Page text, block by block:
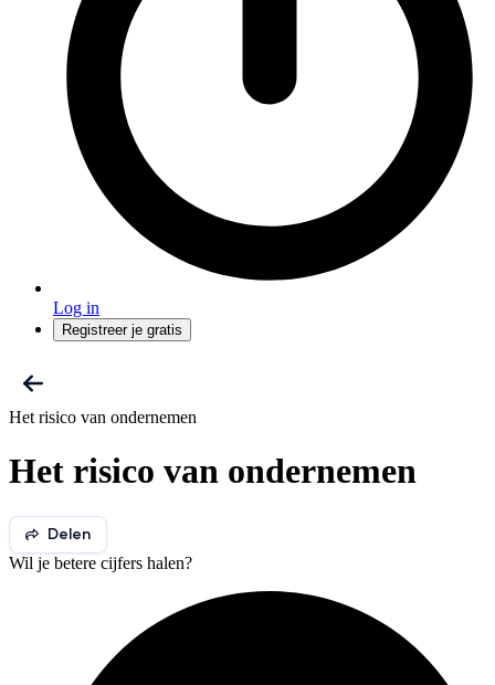
Log in
Registreer je gratis
Het risico van ondernemen
Het risico van ondernemen
Delen
Wil je betere cijfers halen?